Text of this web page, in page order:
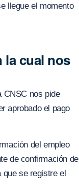
llegue el momento
la cual nos
CNSC nos pide
aprobado el pago
del empleo
de confirmación de
que se registre el